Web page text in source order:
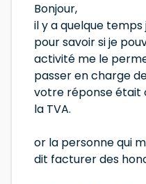
Bonjour,
il y a quelque
pour savoir si je
activité me le
passer en charge
votre réponse était
la TVA.
or la personne qui
dit facturer des